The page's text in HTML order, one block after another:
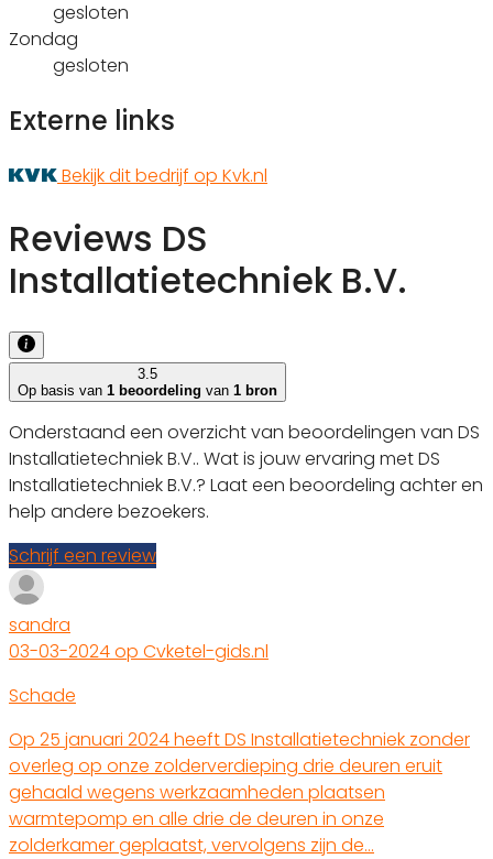
gesloten
Zondag
gesloten
Externe links
Bekijk dit bedrijf op Kvk.nl
Reviews DS
Installatietechniek B.V.
3.5
Op basis van 1 beoordeling van 1 bron
Onderstaand een overzicht van beoordelingen van DS
Installatietechniek B.V.. Wat is jouw ervaring met DS
Installatietechniek B.V.? Laat een beoordeling achter en
help andere bezoekers.
Schrijf een review
sandra
03-03-2024 op Cvketel-gids.nl
Schade
Op 25 januari 2024 heeft DS Installatietechniek zonder
overleg op onze zolderverdieping drie deuren eruit
gehaald wegens werkzaamheden plaatsen
warmtepomp en alle drie de deuren in onze
zolderkamer geplaatst, vervolgens zijn de…